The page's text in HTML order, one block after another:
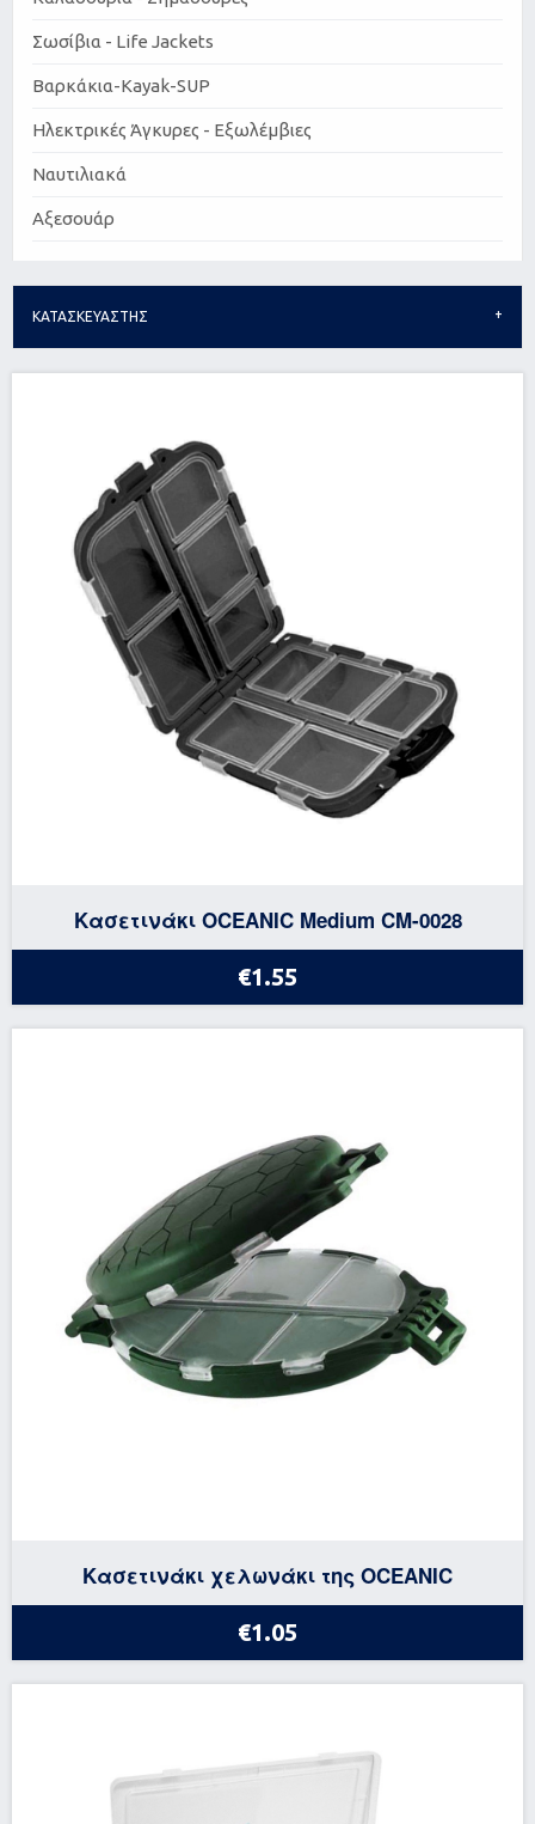
Σωσίβια - Life Jackets
Βαρκάκια-Kayak-SUP
Ηλεκτρικές Άγκυρες - Εξωλέμβιες
Ναυτιλιακά
Αξεσουάρ
ΚΑΤΑΣΚΕΥΑΣΤΗΣ
Κασετινάκι OCEANIC Medium CM-0028
€1.55
Κασετινάκι χελωνάκι της OCEANIC
€1.05